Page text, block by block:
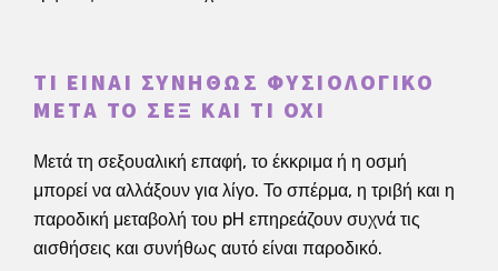
ΤΙ ΕΊΝΑΙ ΣΥΝΉΘΩΣ ΦΥΣΙΟΛΟΓΙΚΌ
ΜΕΤΆ ΤΟ ΣΕΞ ΚΑΙ ΤΙ ΌΧΙ
Μετά τη σεξουαλική επαφή, το έκκριμα ή η οσμή
μπορεί να αλλάξουν για λίγο. Το σπέρμα, η τριβή και η
παροδική μεταβολή του pH επηρεάζουν συχνά τις
αισθήσεις και συνήθως αυτό είναι παροδικό.